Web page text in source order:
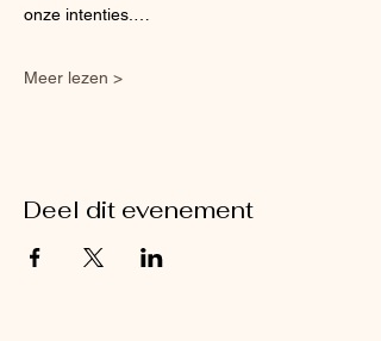
onze intenties.…
Meer lezen >
Deel dit evenement